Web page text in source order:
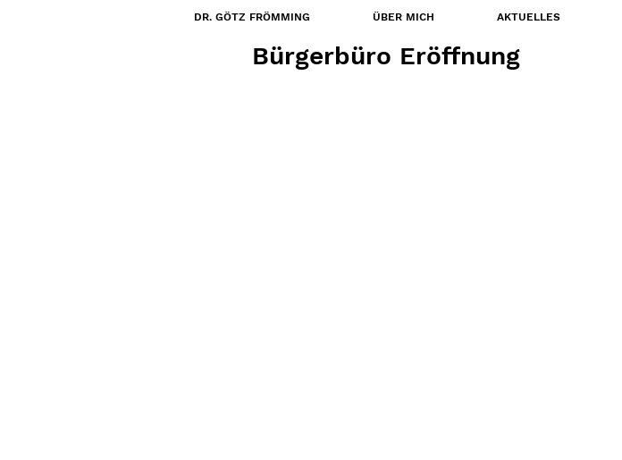
Bürgerbüro Eröffnung
DR. GÖTZ FRÖMMING ÜBER MICH AKTUELLES